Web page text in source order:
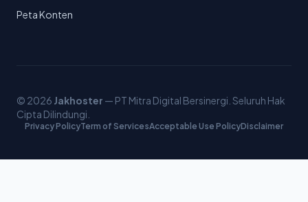
Peta Konten
© 2026 Jakhoster — PT Mitra Digital Bersinergi. Seluruh Hak
Cipta Dilindungi.
Privacy PolicyTerm of ServicesAcceptable Use PolicyDisclaimer